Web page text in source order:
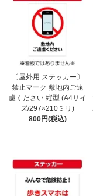
〔屋外用 ステッカー〕
禁止マーク 敷地内ご遠
慮ください 縦型 (A4サイ
ズ/297×210ミリ)
800円(税込)